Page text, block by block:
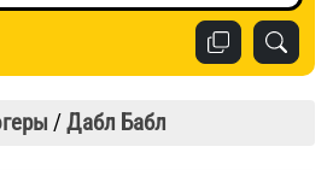
/Дабл Бабл